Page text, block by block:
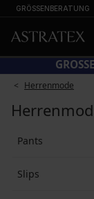
GRÖSSENBERATUNG
Herrenmode
Pants
Slips